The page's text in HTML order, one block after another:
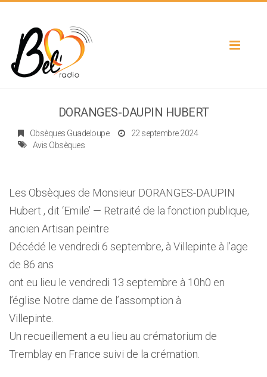
Toggle
DORANGES-DAUPIN HUBERT
Obsèques Guadeloupe
22 septembre 2024
Avis Obsèques
Les Obsèques de Monsieur DORANGES-DAUPIN
Hubert , dit ‘Emile’ — Retraité de la fonction publique,
ancien Artisan peintre
Décédé le vendredi 6 septembre, à Villepinte à l’age
de 86 ans
ont eu lieu le vendredi 13 septembre à 10h0 en
l’église Notre dame de l’assomption à
Villepinte.
Un recueillement a eu lieu au crématorium de
Tremblay en France suivi de la crémation.